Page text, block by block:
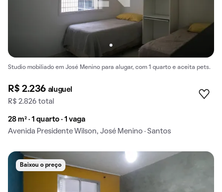
Studio mobiliado em José Menino para alugar, com 1 quarto e aceita pets.
R$ 2.236 aluguel
R$ 2.826 total
28 m² · 1 quarto · 1 vaga
Avenida Presidente Wilson, José Menino · Santos
Baixou o preço